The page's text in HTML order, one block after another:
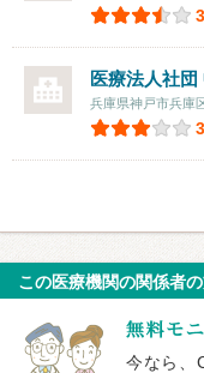
医療法人社団
兵庫県神戸市兵庫
この医療機関の関係者
今なら、